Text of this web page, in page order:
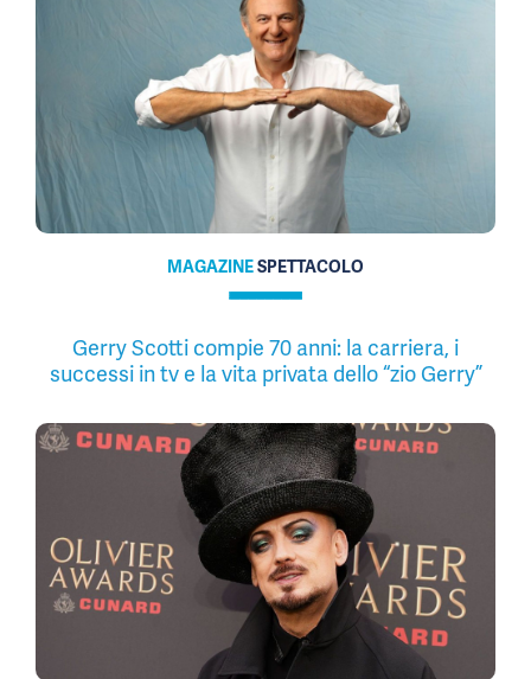
MAGAZINESPETTACOLO
Gerry Scotti compie 70 anni: la carriera, i
successi in tv e la vita privata dello “zio Gerry”